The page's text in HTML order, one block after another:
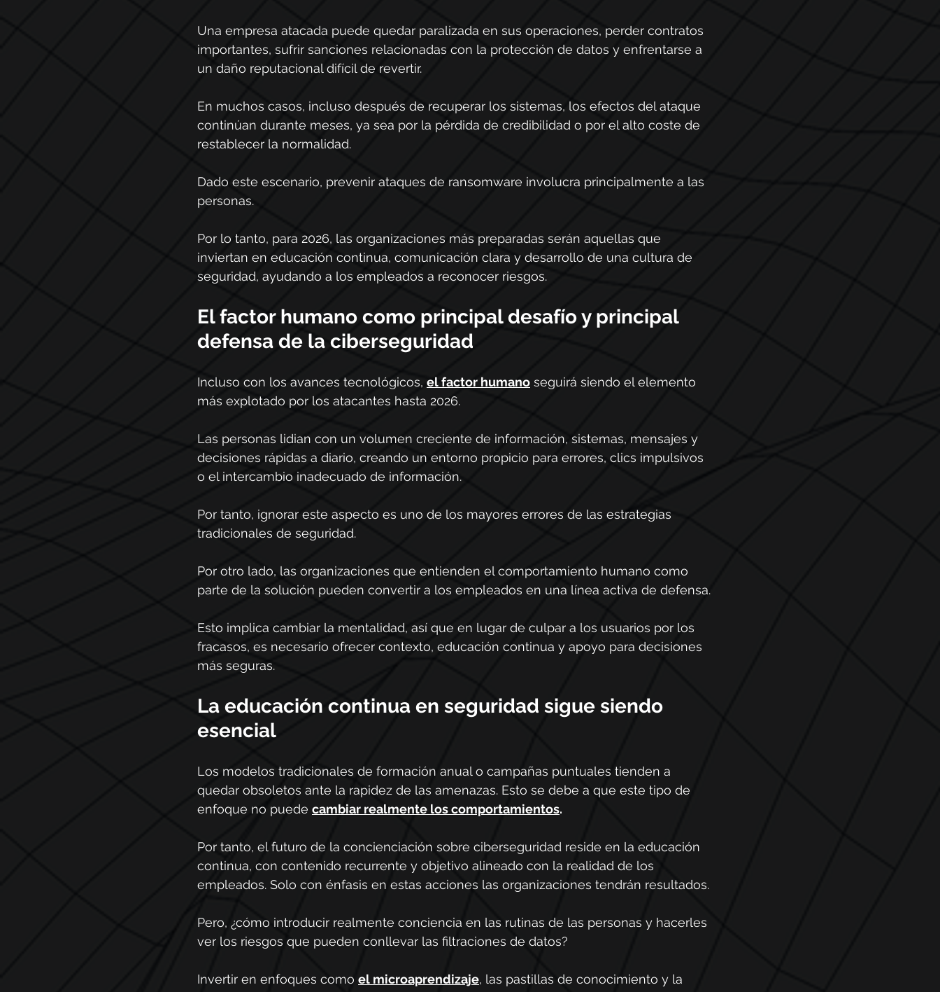
Una empresa atacada puede quedar paralizada en sus operaciones, perder contratos
importantes, sufrir sanciones relacionadas con la protección de datos y enfrentarse a
un daño reputacional difícil de revertir.
En muchos casos, incluso después de recuperar los sistemas, los efectos del ataque
continúan durante meses, ya sea por la pérdida de credibilidad o por el alto coste de
restablecer la normalidad.
Dado este escenario, prevenir ataques de ransomware involucra principalmente a las
personas.
Por lo tanto, para 2026, las organizaciones más preparadas serán aquellas que
inviertan en educación continua, comunicación clara y desarrollo de una cultura de
seguridad, ayudando a los empleados a reconocer riesgos.
El factor humano como principal desafío y principal
defensa de la ciberseguridad
Incluso con los avances tecnológicos, el factor humano seguirá siendo el elemento
más explotado por los atacantes hasta 2026.
Las personas lidian con un volumen creciente de información, sistemas, mensajes y
decisiones rápidas a diario, creando un entorno propicio para errores, clics impulsivos
o el intercambio inadecuado de información.
Por tanto, ignorar este aspecto es uno de los mayores errores de las estrategias
tradicionales de seguridad.
Por otro lado, las organizaciones que entienden el comportamiento humano como
parte de la solución pueden convertir a los empleados en una línea activa de defensa.
Esto implica cambiar la mentalidad, así que en lugar de culpar a los usuarios por los
fracasos, es necesario ofrecer contexto, educación continua y apoyo para decisiones
más seguras.
La educación continua en seguridad sigue siendo
esencial
Los modelos tradicionales de formación anual o campañas puntuales tienden a
quedar obsoletos ante la rapidez de las amenazas. Esto se debe a que este tipo de
enfoque no puede cambiar realmente los comportamientos.
Por tanto, el futuro de la concienciación sobre ciberseguridad reside en la educación
continua, con contenido recurrente y objetivo alineado con la realidad de los
empleados. Solo con énfasis en estas acciones las organizaciones tendrán resultados.
Pero, ¿cómo introducir realmente conciencia en las rutinas de las personas y hacerles
ver los riesgos que pueden conllevar las filtraciones de datos?
Invertir en enfoques como el microaprendizaje, las pastillas de conocimiento y la